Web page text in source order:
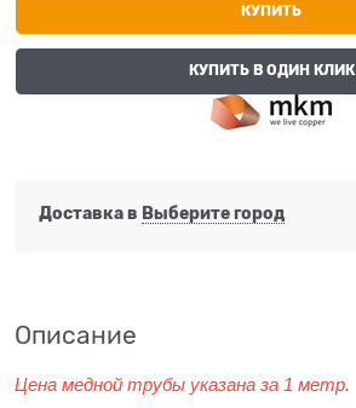
КУПИТЬ
КУПИТЬ В ОДИН КЛИК
Доставка в Выберите город
Описание
Цена медной трубы указана за 1 метр.